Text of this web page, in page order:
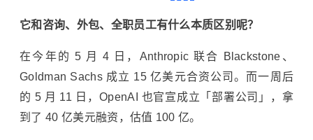
它和咨询、外包、全职员工有什么本质区别呢？
在今年的 5 月 4 日，Anthropic 联合 Blackstone、
Goldman Sachs 成立 15 亿美元合资公司。而一周后
的 5 月 11 日，OpenAI 也官宣成立「部署公司」，拿
到了 40 亿美元融资，估值 100 亿。